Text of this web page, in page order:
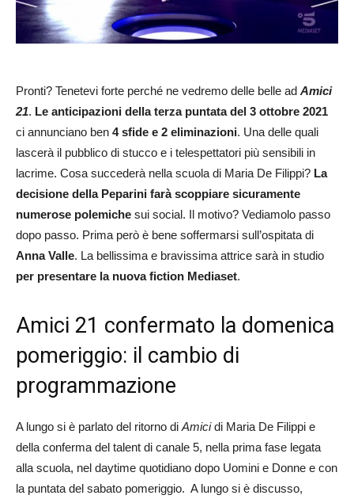
Pronti? Tenetevi forte perché ne vedremo delle belle ad Amici
21. Le anticipazioni della terza puntata del 3 ottobre 2021
ci annunciano ben 4 sfide e 2 eliminazioni. Una delle quali
lascerà il pubblico di stucco e i telespettatori più sensibili in
lacrime. Cosa succederà nella scuola di Maria De Filippi? La
decisione della Peparini farà scoppiare sicuramente
numerose polemiche sui social. Il motivo? Vediamolo passo
dopo passo. Prima però è bene soffermarsi sull’ospitata di
Anna Valle. La bellissima e bravissima attrice sarà in studio
per presentare la nuova fiction Mediaset.
Amici 21 confermato la domenica
pomeriggio: il cambio di
programmazione
A lungo si è parlato del ritorno di Amicidi Maria De Filippi e
della conferma del talent di canale 5, nella prima fase legata
alla scuola, nel daytime quotidiano dopo Uomini e Donne e con
la puntata del sabato pomeriggio. A lungo si è discusso,